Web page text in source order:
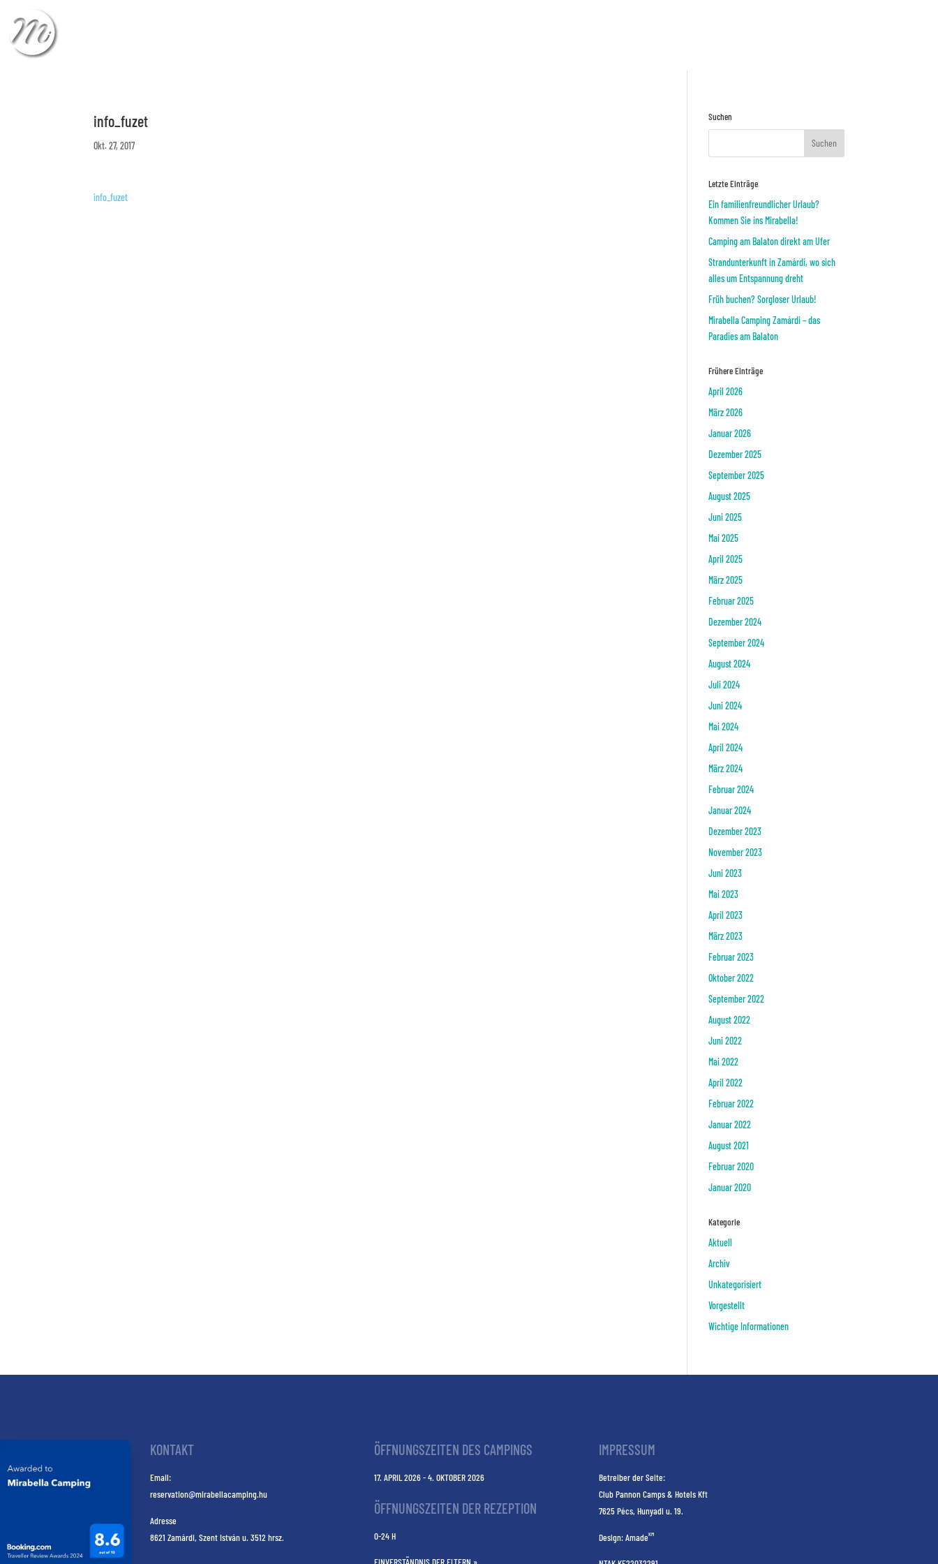
info_fuzet
Okt. 27, 2017
info_fuzet
Suchen
Letzte Einträge
Ein familienfreundlicher Urlaub?
Kommen Sie ins Mirabella!
Camping am Balaton direkt am Ufer
Strandunterkunft in Zamárdi, wo sich
alles um Entspannung dreht
Früh buchen? Sorgloser Urlaub!
Mirabella Camping Zamárdi – das
Paradies am Balaton
Frühere Einträge
April 2026
März 2026
Januar 2026
Dezember 2025
September 2025
August 2025
Juni 2025
Mai 2025
April 2025
März 2025
Februar 2025
Dezember 2024
September 2024
August 2024
Juli 2024
Juni 2024
Mai 2024
April 2024
März 2024
Februar 2024
Januar 2024
Dezember 2023
November 2023
Juni 2023
Mai 2023
April 2023
März 2023
Februar 2023
Oktober 2022
September 2022
August 2022
Juni 2022
Mai 2022
April 2022
Februar 2022
Januar 2022
August 2021
Februar 2020
Januar 2020
Kategorie
Aktuell
Archiv
Unkategorisiert
Vorgestellt
Wichtige Informationen
KONTAKT
Email:
reservation@mirabellacamping.hu
Adresse
8621 Zamárdi, Szent István u. 3512 hrsz.
ÖFFNUNGSZEITEN DES CAMPINGS
17. APRIL 2026 - 4. OKTOBER 2026
ÖFFNUNGSZEITEN DER REZEPTION
0-24 H
IMPRESSUM
Betreiber der Seite:
Club Pannon Camps & Hotels Kft
7625 Pécs, Hunyadi u. 19.
Design:AmadeKM